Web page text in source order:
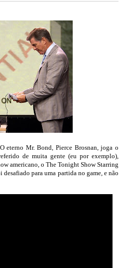
eterno Mr. Bond, Pierce Brosnan, joga o
de muita gente (eu por exemplo),
americano, o The Tonight Show Starring
para uma partida no game, e não